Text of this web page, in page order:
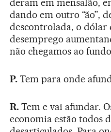
dando em outro “ão”,
descontrolada, o dólar
desemprego
não chegamos ao
P.Tem para onde
R.Tem e vai afundar.
economia estão todos